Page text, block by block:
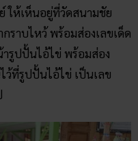
ให้เห็นอยู่ที่วัดสนามชัย
ราบไหว้ พร้อมส่องเลขเด็ด
รูปปั้นไอ้ไข่ พร้อมส่อง
ว้ที่รูปปั้นไอ้ไข่ เป็นเลข